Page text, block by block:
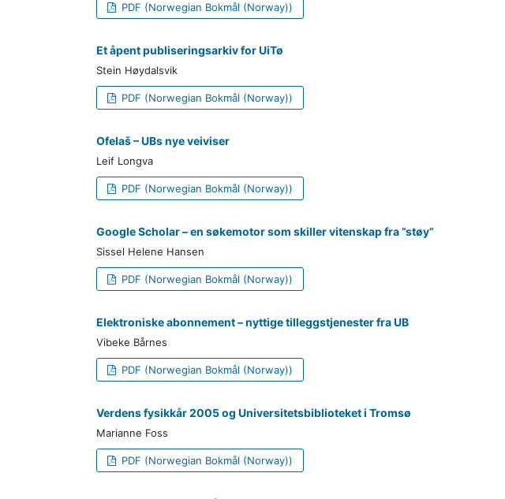
PDF (Norwegian Bokmål (Norway))
Et åpent publiseringsarkiv for UiTø
Stein Høydalsvik
PDF (Norwegian Bokmål (Norway))
Ofelaš – UBs nye veiviser
Leif Longva
PDF (Norwegian Bokmål (Norway))
Google Scholar – en søkemotor som skiller vitenskap fra ”støy”
Sissel Helene Hansen
PDF (Norwegian Bokmål (Norway))
Elektroniske abonnement – nyttige tilleggstjenester fra UB
Vibeke Bårnes
PDF (Norwegian Bokmål (Norway))
Verdens fysikkår 2005 og Universitetsbiblioteket i Tromsø
Marianne Foss
PDF (Norwegian Bokmål (Norway))